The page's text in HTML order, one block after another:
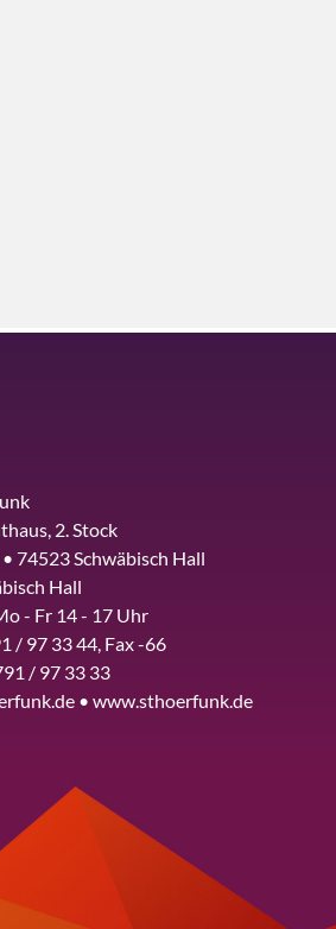
2. Stock
74523 Schwäbisch Hall
Hall
- Fr 14 - 17 Uhr
/ 97 33 44, Fax -66
/ 97 33 33
• www.sthoerfunk.de